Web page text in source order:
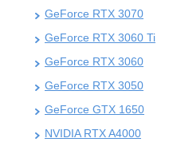
GeForce RTX 3070
GeForce RTX 3060 Ti
GeForce RTX 3060
GeForce RTX 3050
GeForce GTX 1650
NVIDIA RTX A4000